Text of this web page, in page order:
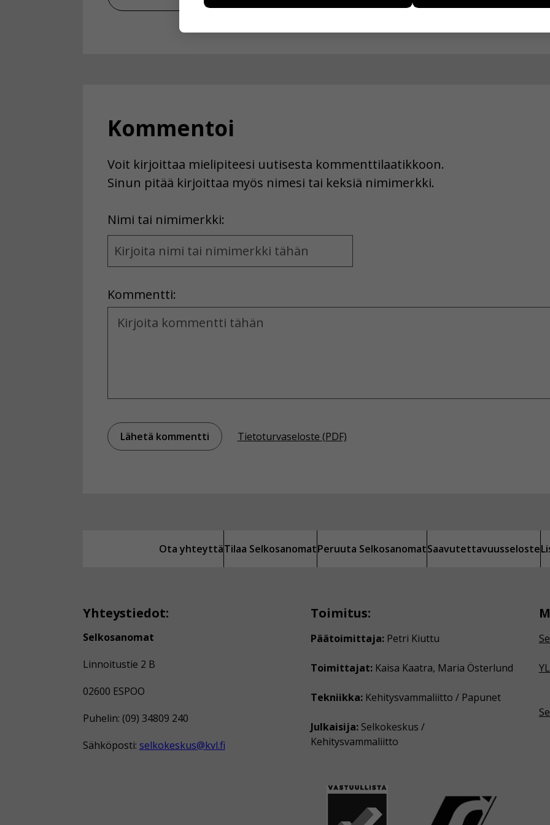
Kommentoi
Voit kirjoittaa mielipiteesi uutisesta kommenttilaatikkoon.
Sinun pitää kirjoittaa myös nimesi tai keksiä nimimerkki.
Nimi tai nimimerkki:
Name
and
Kommentti:
Kommentti
Tietoturvaseloste (PDF)
Ota yhteyttäTilaa SelkosanomatPeruuta SelkosanomatSaavutettavuusseloste
Yhteystiedot:
Selkosanomat
Linnoitustie 2 B
02600 ESPOO
Puhelin: (09) 34809 240
Sähköposti: selkokeskus@kvl.fi
Toimitus:
Päätoimittaja: Petri Kiuttu
Toimittajat: Kaisa Kaatra, Maria Österlund
Tekniikka: Kehitysvammaliitto / Papunet
Julkaisija: Selkokeskus /
Kehitysvammaliitto
kuitenkaan kerää henkilötietoja kuten nimiä, eikä tietoja voi yhdistää